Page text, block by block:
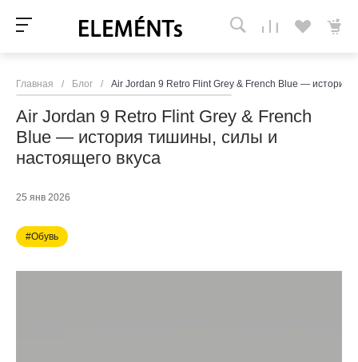
Главная / Блог / Air Jordan 9 Retro Flint Grey & French Blue — история
Air Jordan 9 Retro Flint Grey & French
Blue — история тишины, силы и
настоящего вкуса
25 янв 2026
#Обувь